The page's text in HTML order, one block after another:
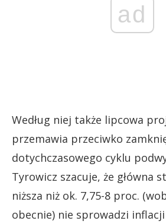
ad
Według niej także lipcowa
przemawia przeciwko
dotychczasowego cyklu
Tyrowicz szacuje, że główna
niższa niż ok. 7,75-8 proc.
obecnie) nie sprowadzi